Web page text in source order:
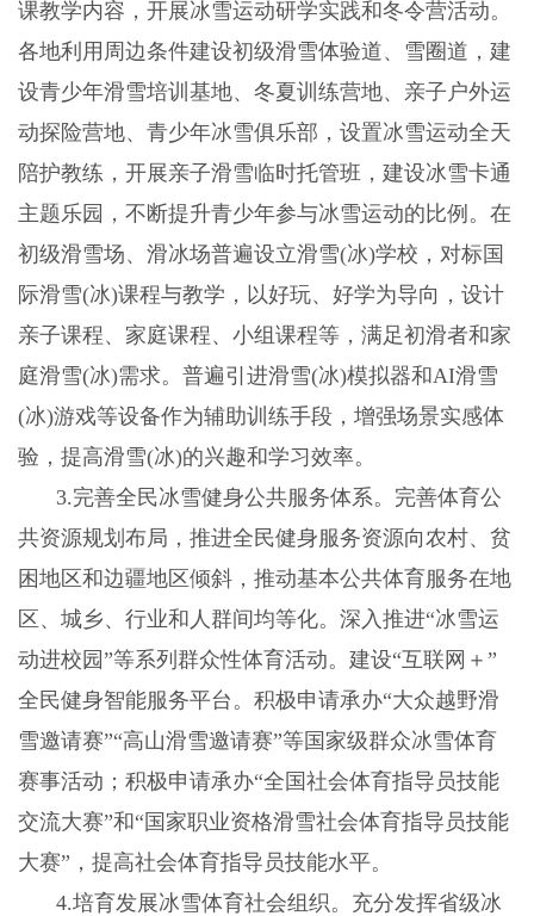
课教学内容，开展冰雪运动研学实践和冬令营活动。
各地利用周边条件建设初级滑雪体验道、雪圈道，建
设青少年滑雪培训基地、冬夏训练营地、亲子户外运
动探险营地、青少年冰雪俱乐部，设置冰雪运动全天
陪护教练，开展亲子滑雪临时托管班，建设冰雪卡通
主题乐园，不断提升青少年参与冰雪运动的比例。在
初级滑雪场、滑冰场普遍设立滑雪(冰)学校，对标国
际滑雪(冰)课程与教学，以好玩、好学为导向，设计
亲子课程、家庭课程、小组课程等，满足初滑者和家
庭滑雪(冰)需求。普遍引进滑雪(冰)模拟器和AI滑雪
(冰)游戏等设备作为辅助训练手段，增强场景实感体
验，提高滑雪(冰)的兴趣和学习效率。
3.完善全民冰雪健身公共服务体系。完善体育公
共资源规划布局，推进全民健身服务资源向农村、贫
困地区和边疆地区倾斜，推动基本公共体育服务在地
区、城乡、行业和人群间均等化。深入推进“冰雪运
动进校园”等系列群众性体育活动。建设“互联网＋”
全民健身智能服务平台。积极申请承办“大众越野滑
雪邀请赛”“高山滑雪邀请赛”等国家级群众冰雪体育
赛事活动；积极申请承办“全国社会体育指导员技能
交流大赛”和“国家职业资格滑雪社会体育指导员技能
大赛”，提高社会体育指导员技能水平。
4.培育发展冰雪体育社会组织。充分发挥省级冰